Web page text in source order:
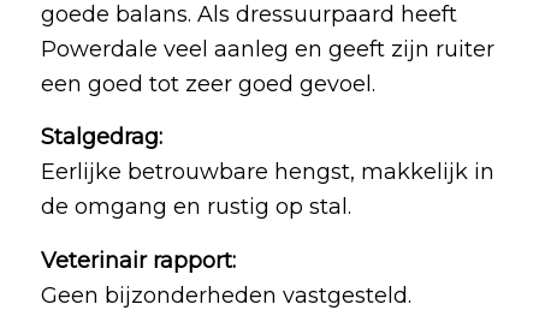
goede balans. Als dressuurpaard heeft
Powerdale veel aanleg en geeft zijn ruiter
een goed tot zeer goed gevoel.
Stalgedrag:
Eerlijke betrouwbare hengst, makkelijk in
de omgang en rustig op stal.
Veterinair rapport:
Geen bijzonderheden vastgesteld.